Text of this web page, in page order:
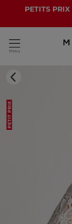
PETITS PRIX
PETIT PRIX